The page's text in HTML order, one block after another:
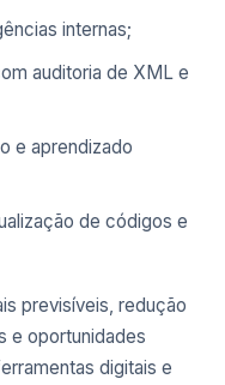
internas;
auditoria de XML e
e aprendizado
de códigos e
previsíveis, redução
e oportunidades
digitais e